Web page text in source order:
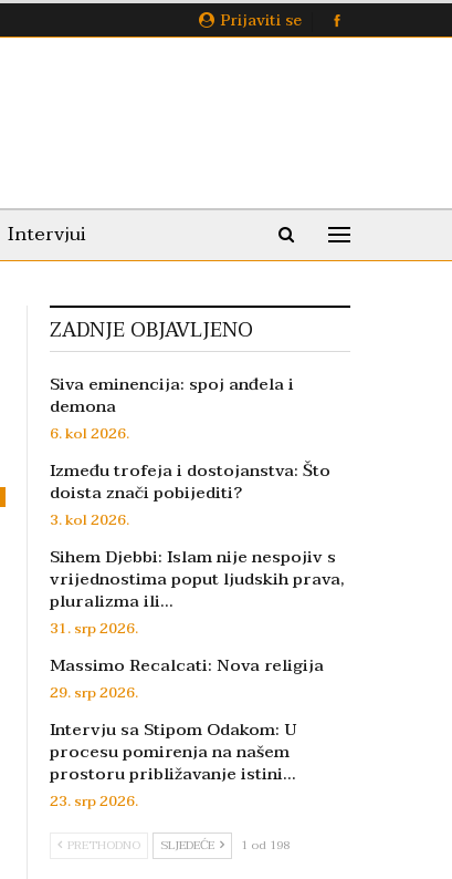
Prijaviti se
Intervjui
ZADNJE OBJAVLJENO
Siva eminencija: spoj anđela i
demona
6. kol 2026.
Između trofeja i dostojanstva: Što
doista znači pobijediti?
3. kol 2026.
Sihem Djebbi: Islam nije nespojiv s
vrijednostima poput ljudskih prava,
pluralizma ili…
31. srp 2026.
Massimo Recalcati: Nova religija
29. srp 2026.
Intervju sa Stipom Odakom: U
procesu pomirenja na našem
prostoru približavanje istini…
23. srp 2026.
PRETHODNO SLJEDEĆE 1 od 198